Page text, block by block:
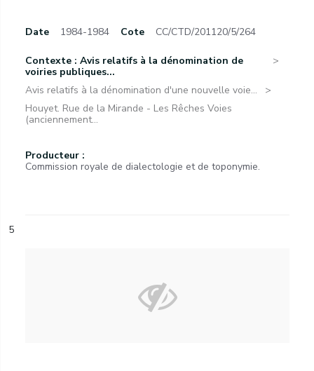
Date 1984-1984 Cote CC/CTD/201120/5/264
Contexte : Avis relatifs à la dénomination de
voiries publiques...
Avis relatifs à la dénomination d'une nouvelle voie...
Houyet. Rue de la Mirande - Les Rêches Voies
(anciennement...
Producteur :
Commission royale de dialectologie et de toponymie.
5